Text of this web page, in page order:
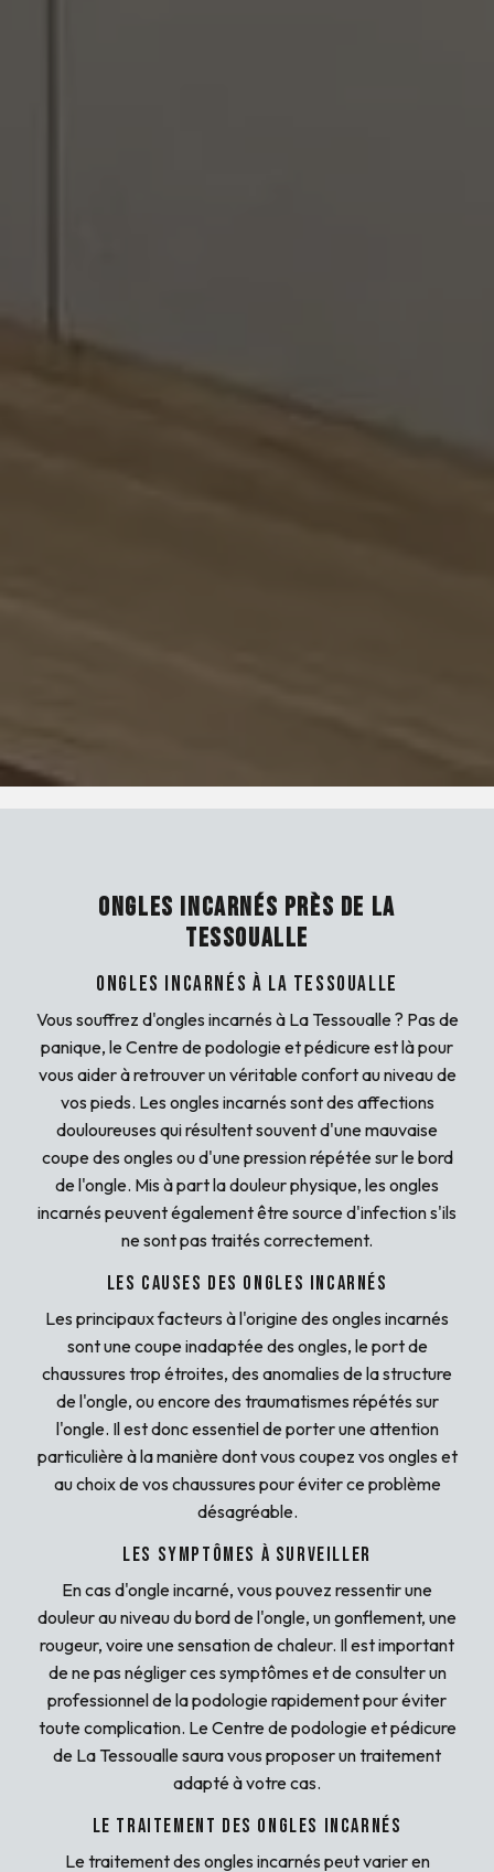
ONGLES INCARNÉS PRÈS DE LA
TESSOUALLE
Ongles incarnés à La Tessoualle
Vous souffrez d'ongles incarnés à La Tessoualle ? Pas de
panique, le Centre de podologie et pédicure est là pour
vous aider à retrouver un véritable confort au niveau de
vos pieds. Les ongles incarnés sont des affections
douloureuses qui résultent souvent d'une mauvaise
coupe des ongles ou d'une pression répétée sur le bord
de l'ongle. Mis à part la douleur physique, les ongles
incarnés peuvent également être source d'infection s'ils
ne sont pas traités correctement.
Les causes des ongles incarnés
Les principaux facteurs à l'origine des ongles incarnés
sont une coupe inadaptée des ongles, le port de
chaussures trop étroites, des anomalies de la structure
de l'ongle, ou encore des traumatismes répétés sur
l'ongle. Il est donc essentiel de porter une attention
particulière à la manière dont vous coupez vos ongles et
au choix de vos chaussures pour éviter ce problème
désagréable.
Les symptômes à surveiller
En cas d'ongle incarné, vous pouvez ressentir une
douleur au niveau du bord de l'ongle, un gonflement, une
rougeur, voire une sensation de chaleur. Il est important
de ne pas négliger ces symptômes et de consulter un
professionnel de la podologie rapidement pour éviter
toute complication. Le Centre de podologie et pédicure
de La Tessoualle saura vous proposer un traitement
adapté à votre cas.
Le traitement des ongles incarnés
Le traitement des ongles incarnés peut varier en